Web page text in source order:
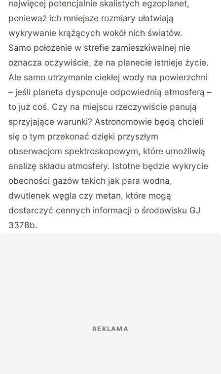
najwięcej potencjalnie skalistych egzoplanet,
ponieważ ich mniejsze rozmiary ułatwiają
wykrywanie krążących wokół nich światów.
Samo położenie w strefie zamieszkiwalnej nie
oznacza oczywiście, że na planecie istnieje życie.
Ale samo utrzymanie ciekłej wody na powierzchni
– jeśli planeta dysponuje odpowiednią atmosferą –
to już coś. Czy na miejscu rzeczywiście panują
sprzyjające warunki? Astronomowie będą chcieli
się o tym przekonać dzięki przyszłym
obserwacjom spektroskopowym, które umożliwią
analizę składu atmosfery. Istotne będzie wykrycie
obecności gazów takich jak para wodna,
dwutlenek węgla czy metan, które mogą
dostarczyć cennych informacji o środowisku GJ
3378b.